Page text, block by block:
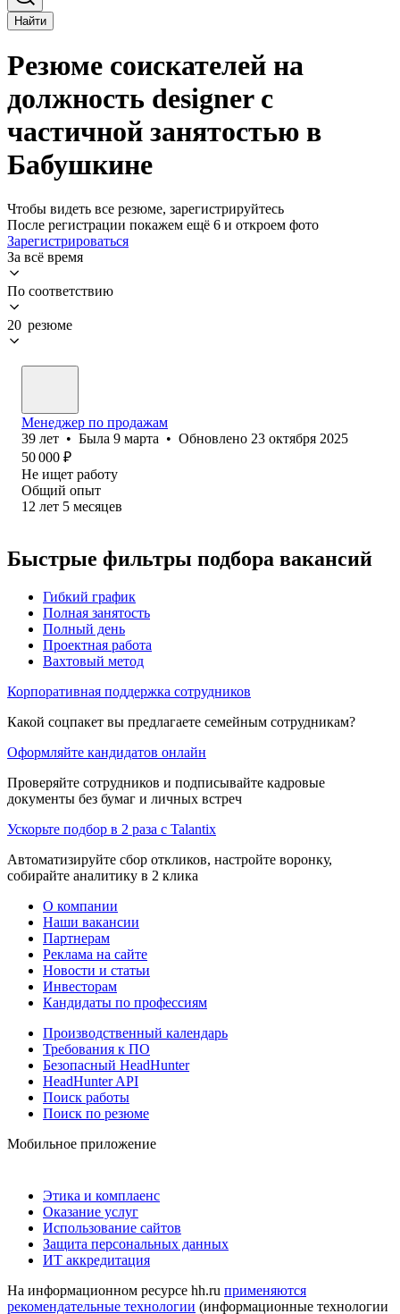
Найти
Резюме соискателей на
должность designer с
частичной занятостью в
Бабушкине
Чтобы видеть все резюме, зарегистрируйтесь
После регистрации покажем ещё 6 и откроем фото
Зарегистрироваться
За всё время
По соответствию
20 резюме
Менеджер по продажам
39 лет • Была 9 марта • Обновлено 23 октября 2025
50 000 ₽
Не ищет работу
Общий опыт
12 лет 5 месяцев
Быстрые фильтры подбора вакансий
Гибкий график
Полная занятость
Полный день
Проектная работа
Вахтовый метод
Корпоративная поддержка сотрудников
Какой соцпакет вы предлагаете семейным сотрудникам?
Оформляйте кандидатов онлайн
Проверяйте сотрудников и подписывайте кадровые
документы без бумаг и личных встреч
Ускорьте подбор в 2 раза с Talantix
Автоматизируйте сбор откликов, настройте воронку,
собирайте аналитику в 2 клика
О компании
Наши вакансии
Партнерам
Реклама на сайте
Новости и статьи
Инвесторам
Кандидаты по профессиям
Производственный календарь
Требования к ПО
Безопасный HeadHunter
HeadHunter API
Поиск работы
Поиск по резюме
Мобильное приложение
Этика и комплаенс
Оказание услуг
Использование сайтов
Защита персональных данных
ИТ аккредитация
На информационном ресурсе hh.ru применяются
рекомендательные технологии (информационные технологии